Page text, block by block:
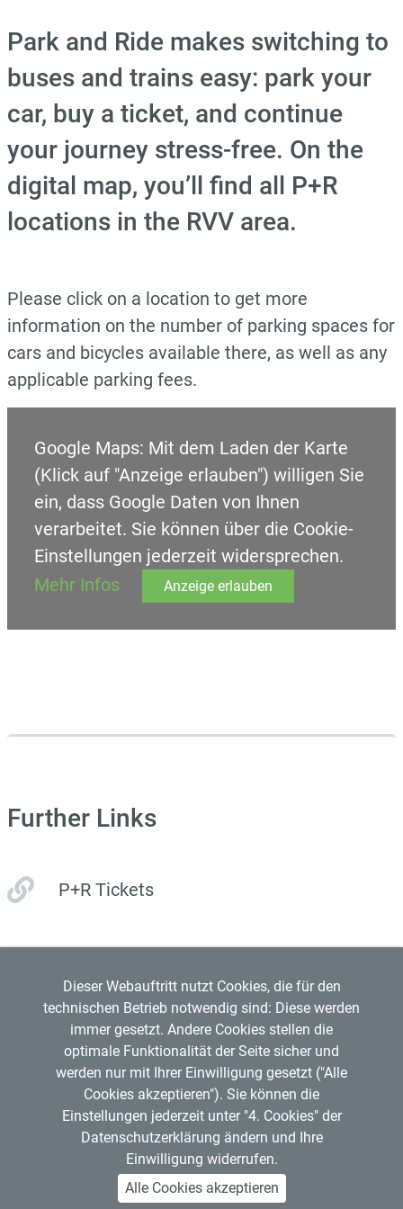
Park and Ride makes switching to
buses and trains easy: park your
car, buy a ticket, and continue
your journey stress-free. On the
digital map, you’ll find all P+R
locations in the RVV area.
Please click on a location to get more
information on the number of parking spaces for
cars and bicycles available there, as well as any
applicable parking fees.
Google Maps: Mit dem Laden der Karte
(Klick auf "Anzeige erlauben") willigen Sie
ein, dass Google Daten von Ihnen
verarbeitet. Sie können über die Cookie-
Einstellungen jederzeit widersprechen.
Mehr Infos
Anzeige erlauben
Further Links
P+R Tickets
Regensburger Verkehrsverbund GmbH
VDV
Copyright © 2026 RVV
RVV-Kundenzentrum
Hemauerstr. 1, 93047 Regensburg
Dieser Webauftritt nutzt Cookies, die für den
technischen Betrieb notwendig sind: Diese werden
immer gesetzt. Andere Cookies stellen die
optimale Funktionalität der Seite sicher und
werden nur mit Ihrer Einwilligung gesetzt ("Alle
Cookies akzeptieren"). Sie können die
Einstellungen jederzeit unter "4. Cookies" der
Datenschutzerklärung ändern und Ihre
Einwilligung widerrufen.
Alle Cookies akzeptieren